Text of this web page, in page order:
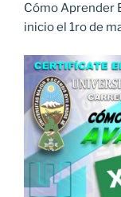
Cómo Aprender
inicio el 1ro de